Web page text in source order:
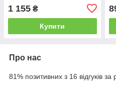
1 155 ₴
Купити
Про нас
81% позитивних з 16 відгуків за